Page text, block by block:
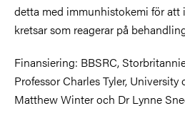
detta med immunhistokemi för att
kretsar som reagerar på
Finansiering: BBSRC,
Professor Charles Tyler,
Matthew Winter och Dr Lynne